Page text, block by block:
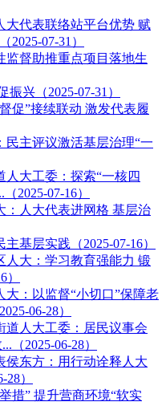
大代表联络站平台优势 赋
07-31）
监督助推重点项目落地生
兴（2025-07-31）
促”接续联动 激发代表履
主评议激活基层治理“一
大工委：探索“一核四
2025-07-16）
：人大代表进网格 基层治
基层实践（2025-07-16）
人大：学习教育强能力 锻
：以监督“小切口”保障老
06-28）
道人大工委：居民议事会
（2025-06-28）
侯东方：用行动诠释人大
）
措” 提升营商环境“软实